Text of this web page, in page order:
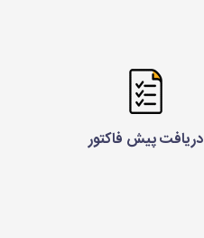
دریافت پیش فاکتور